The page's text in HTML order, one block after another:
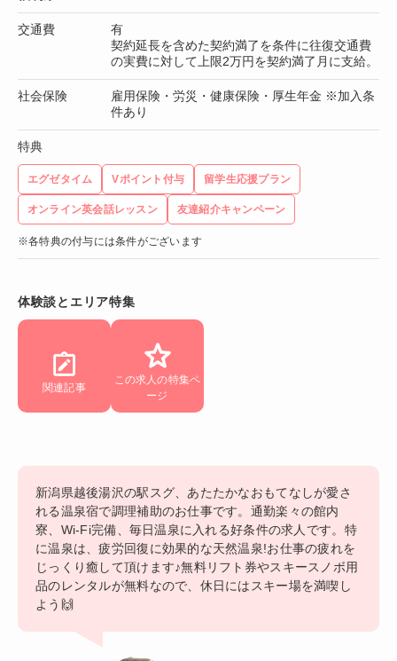
交通費
有
契約延長を含めた契約満了を条件に往復交通費
の実費に対して上限2万円を契約満了月に支給。
社会保険
雇用保険・労災・健康保険・厚生年金 ※加入条
件あり
特典
エグゼタイム Vポイント付与 留学生応援プラン
オンライン英会話レッスン 友達紹介キャンペーン
※各特典の付与には条件がございます
体験談とエリア特集
関連記事
この求人の特集ペ
ージ
新潟県越後湯沢の駅スグ、あたたかなおもてなしが愛さ
れる温泉宿で調理補助のお仕事です。通勤楽々の館内
寮、Wi-Fi完備、毎日温泉に入れる好条件の求人です。特
に温泉は、疲労回復に効果的な天然温泉!お仕事の疲れを
じっくり癒して頂けます♪無料リフト券やスキースノボ用
品のレンタルが無料なので、休日にはスキー場を満喫し
よう🙌